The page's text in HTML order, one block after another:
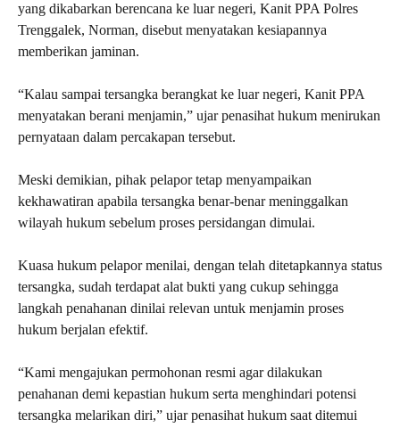
yang dikabarkan berencana ke luar negeri, Kanit PPA Polres
Trenggalek, Norman, disebut menyatakan kesiapannya
memberikan jaminan.
“Kalau sampai tersangka berangkat ke luar negeri, Kanit PPA
menyatakan berani menjamin,” ujar penasihat hukum menirukan
pernyataan dalam percakapan tersebut.
Meski demikian, pihak pelapor tetap menyampaikan
kekhawatiran apabila tersangka benar-benar meninggalkan
wilayah hukum sebelum proses persidangan dimulai.
Kuasa hukum pelapor menilai, dengan telah ditetapkannya status
tersangka, sudah terdapat alat bukti yang cukup sehingga
langkah penahanan dinilai relevan untuk menjamin proses
hukum berjalan efektif.
“Kami mengajukan permohonan resmi agar dilakukan
penahanan demi kepastian hukum serta menghindari potensi
tersangka melarikan diri,” ujar penasihat hukum saat ditemui